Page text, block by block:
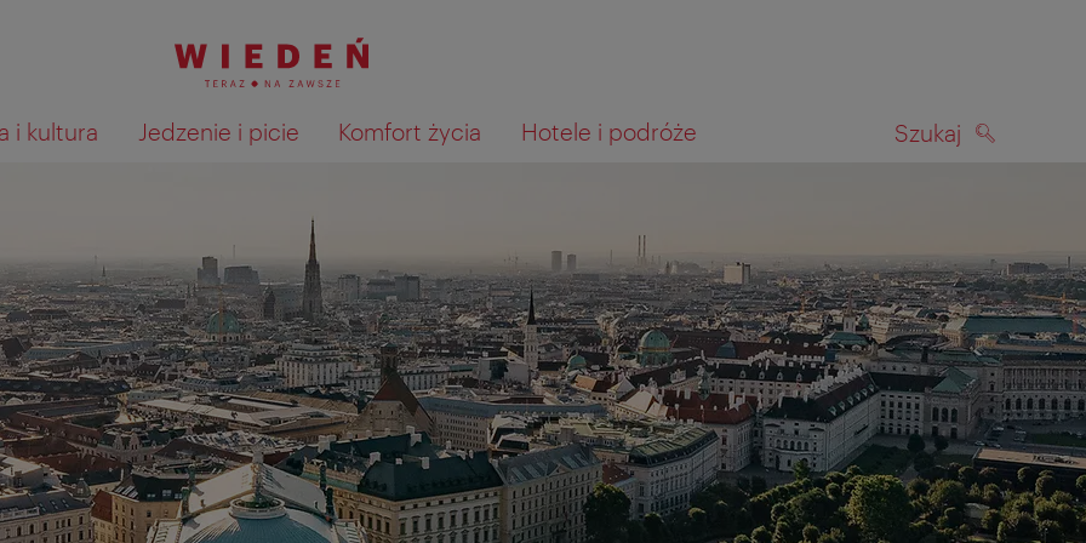
i kultura Jedzenie i picie Komfort życia Hotele i podróże Szukaj